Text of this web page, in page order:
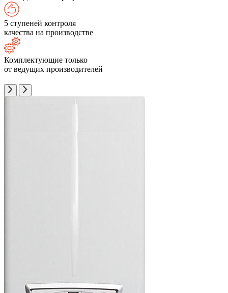
5 ступеней контроля
качества на производстве
Комплектующие только
от ведущих производителей